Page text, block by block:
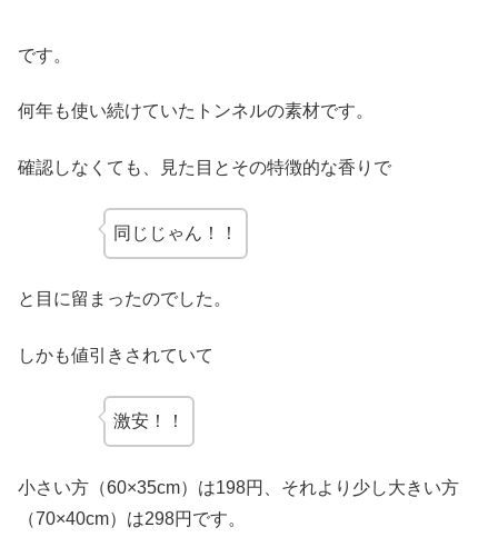
です。
何年も使い続けていたトンネルの素材です。
確認しなくても、見た目とその特徴的な香りで
同じじゃん！！
と目に留まったのでした。
しかも値引きされていて
激安！！
小さい方（60×35cm）は198円、それより少し大きい方
（70×40cm）は298円です。